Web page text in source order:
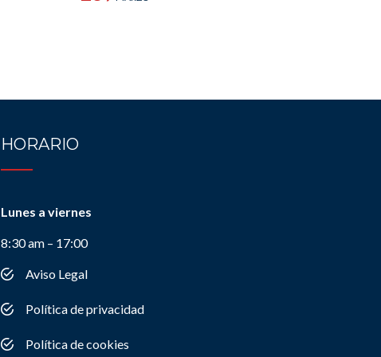
HORARIO
Lunes a viernes
8:30 am – 17:00
Aviso Legal
Política de privacidad
Política de cookies